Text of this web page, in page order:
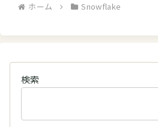
ホーム Snowflake
検索